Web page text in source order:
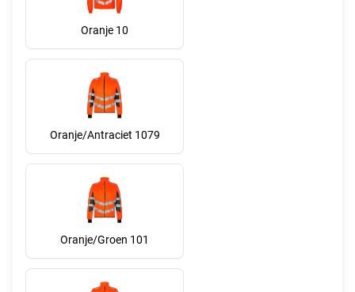
Oranje 10
Oranje/Antraciet 1079
Oranje/Groen 101